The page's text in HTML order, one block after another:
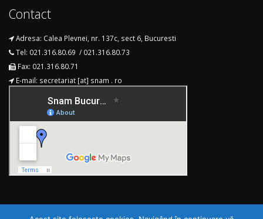
Contact
Adresa: Calea Plevnei, nr. 137c, sect 6, Bucuresti
Tel: 021.316.80.69 / 021.316.80.73
Fax: 021.316.80.71
E-mail: secretariat [at] snam . ro